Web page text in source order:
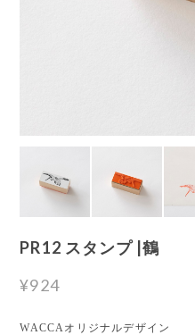
PR12 スタンプ |鶴
¥924
WACCAオリジナルデザイン